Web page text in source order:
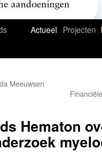
Actueel Projecten
Meeuwsen
Hematon